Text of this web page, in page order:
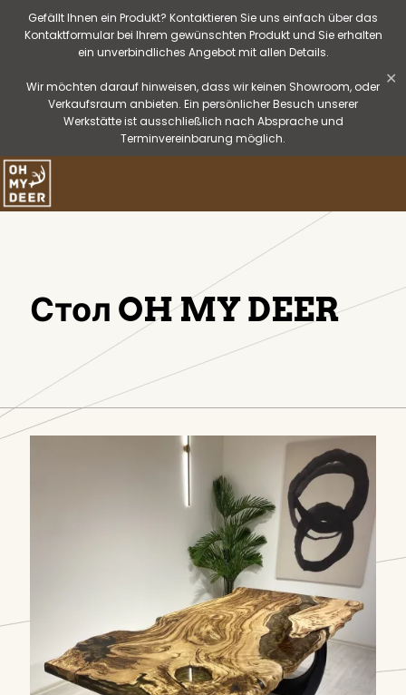
Gefällt Ihnen ein Produkt? Kontaktieren Sie uns einfach über das
Kontaktformular bei Ihrem gewünschten Produkt und Sie erhalten
ein unverbindliches Angebot mit allen Details.
Wir möchten darauf hinweisen, dass wir keinen Showroom, oder
Verkaufsraum anbieten. Ein persönlicher Besuch unserer
Werkstätte ist ausschließlich nach Absprache und
Terminvereinbarung möglich.
✕
Стол OH MY DEER